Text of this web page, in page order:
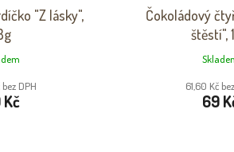
"Z lásky",
DPH
Čokoládový
štěstí",
61,60 Kč
69